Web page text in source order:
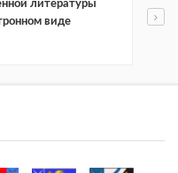
литературы
виде